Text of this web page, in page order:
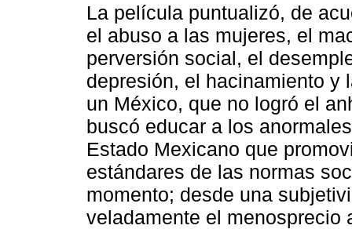
La película puntualizó, de
el abuso a las mujeres, el
perversión social, el
depresión, el hacinamiento y
un México, que no logró el
buscó educar a los
Estado Mexicano que
estándares de las normas
momento; desde una
veladamente el menosprecio